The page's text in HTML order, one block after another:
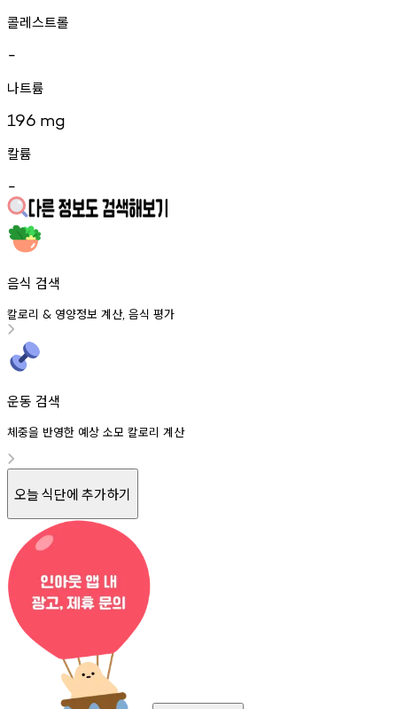
콜레스트롤
-
나트륨
196 mg
칼륨
-
음식 검색
칼로리 & 영양정보 계산, 음식 평가
운동 검색
체중을 반영한 예상 소모 칼로리 계산
오늘 식단에 추가하기